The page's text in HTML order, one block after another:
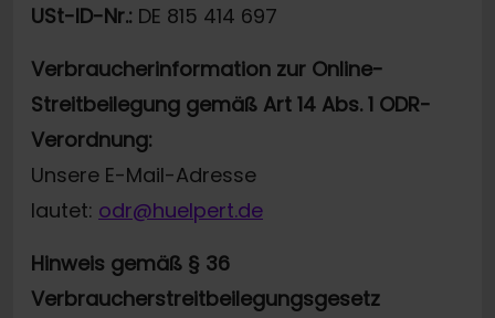
USt-ID-Nr.: DE 815 414 697
Verbraucherinformation zur Online-
Streitbeilegung gemäß Art 14 Abs. 1 ODR-
Verordnung:
Unsere E-Mail-Adresse
lautet: odr@huelpert.de
Hinweis gemäß § 36
Verbraucherstreitbeilegungsgesetz